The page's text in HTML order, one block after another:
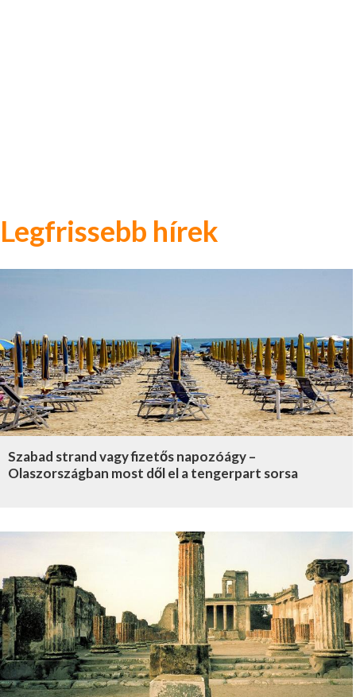
Legfrissebb hírek
Szabad strand vagy fizetős napozóágy –
Olaszországban most dől el a tengerpart sorsa